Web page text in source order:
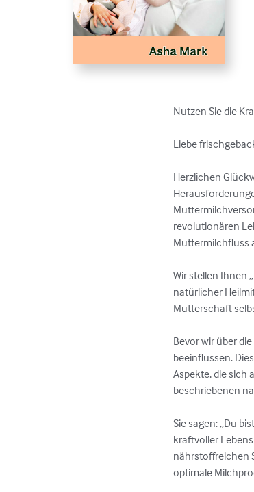
Nutzen Sie die
Liebe
Herzlichen
revolutionären
Muttermilchfluss
Wir stellen Ihnen
natürlicher
Mutterschaft
Bevor wir über
beeinflussen.
Aspekte, die sich
beschriebenen
Sie sagen: „Du
kraftvoller
nährstoffreichen
optimale